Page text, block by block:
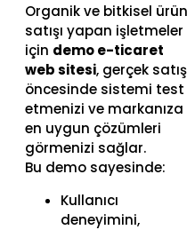
Organik ve bitkisel ürün
satışı yapan işletmeler
için demo e-ticaret
web sitesi, gerçek satış
öncesinde sistemi test
etmenizi ve markanıza
en uygun çözümleri
görmenizi sağlar.
Bu demo sayesinde:
Kullanıcı
deneyimini,